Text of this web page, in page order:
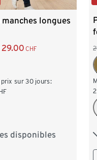
manches longues
29.00 CHF
sur 30 jours:
disponibles
M 48/50